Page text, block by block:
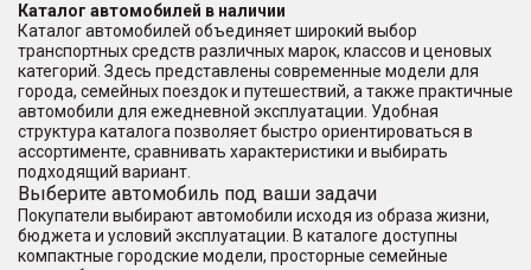
Каталог автомобилей в наличии
Каталог автомобилей объединяет широкий выбор
транспортных средств различных марок, классов и ценовых
категорий. Здесь представлены современные модели для
города, семейных поездок и путешествий, а также практичные
автомобили для ежедневной эксплуатации. Удобная
структура каталога позволяет быстро ориентироваться в
ассортименте, сравнивать характеристики и выбирать
подходящий вариант.
Выберите автомобиль под ваши задачи
Покупатели выбирают автомобили исходя из образа жизни,
бюджета и условий эксплуатации. В каталоге доступны
компактные городские модели, просторные семейные